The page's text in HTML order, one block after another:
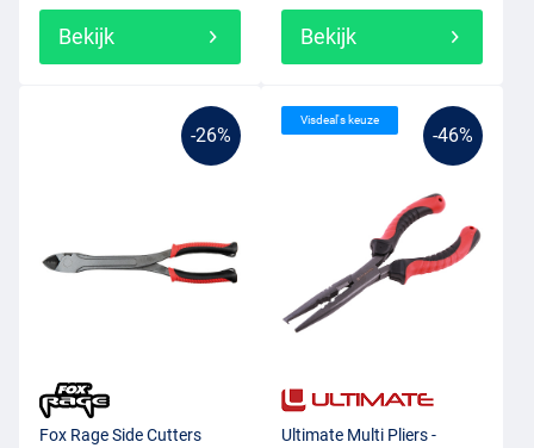
Bekijk Bekijk
-26%
Fox Rage Side Cutters
-46%
Visdeal's keuze
Ultimate Multi Pliers -